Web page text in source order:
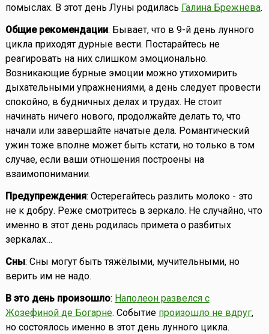
помыслах. В этот день Луны родилась Галина Брежнева.
Общие рекомендации: Бывает, что в 9-й день лунного
цикла приходят дурные вести. Постарайтесь не
реагировать на них слишком эмоционально.
Возникающие бурные эмоции можно утихомирить
дыхательными упражнениями, а день следует провести
спокойно, в будничных делах и трудах. Не стоит
начинать ничего нового, продолжайте делать то, что
начали или завершайте начатые дела. Романтический
ужин тоже вполне может быть кстати, но только в том
случае, если ваши отношения построены на
взаимопонимании.
Предупреждения: Остерегайтесь разлить молоко - это
не к добру. Реже смотритесь в зеркало. Не случайно, что
именно в этот день родилась примета о разбитых
зеркалах…
Сны: Сны могут быть тяжёлыми, мучительными, но
верить им не надо.
В это день произошло: Наполеон развелся с
Жозефиной де Богарне. Событие произошло не вдруг,
но состоялось именно в этот день лунного цикла.